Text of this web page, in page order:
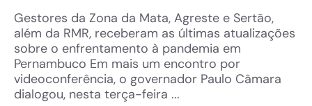
Gestores da Zona da Mata, Agreste e Sertão,
além da RMR, receberam as últimas atualizações
sobre o enfrentamento à pandemia em
Pernambuco Em mais um encontro por
videoconferência, o governador Paulo Câmara
dialogou, nesta terça-feira ...